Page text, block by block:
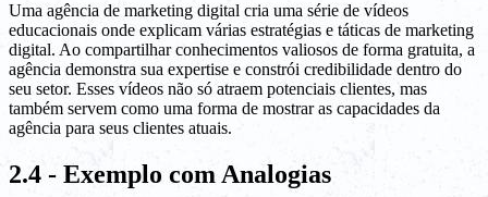
Uma agência de marketing digital cria uma série de vídeos
educacionais onde explicam várias estratégias e táticas de marketing
digital. Ao compartilhar conhecimentos valiosos de forma gratuita, a
agência demonstra sua expertise e constrói credibilidade dentro do
seu setor. Esses vídeos não só atraem potenciais clientes, mas
também servem como uma forma de mostrar as capacidades da
agência para seus clientes atuais.
2.4 - Exemplo com Analogias